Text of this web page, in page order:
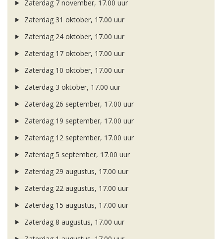
Zaterdag 7 november, 17.00 uur
Zaterdag 31 oktober, 17.00 uur
Zaterdag 24 oktober, 17.00 uur
Zaterdag 17 oktober, 17.00 uur
Zaterdag 10 oktober, 17.00 uur
Zaterdag 3 oktober, 17.00 uur
Zaterdag 26 september, 17.00 uur
Zaterdag 19 september, 17.00 uur
Zaterdag 12 september, 17.00 uur
Zaterdag 5 september, 17.00 uur
Zaterdag 29 augustus, 17.00 uur
Zaterdag 22 augustus, 17.00 uur
Zaterdag 15 augustus, 17.00 uur
Zaterdag 8 augustus, 17.00 uur